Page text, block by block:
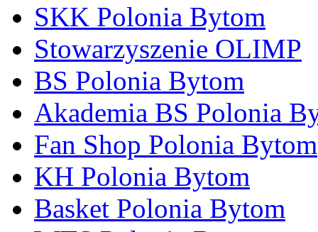
SKK Polonia Bytom
Stowarzyszenie OLIMP
BS Polonia Bytom
Akademia BS Polonia
Fan Shop Polonia Bytom
KH Polonia Bytom
Basket Polonia Bytom